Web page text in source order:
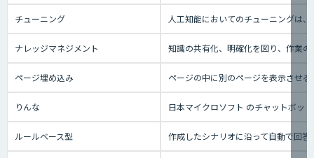
チューニング 人工知能においてのチューニングは
ナレッジマネジメント 知識の共有化、明確化を図り、作業
ページ埋め込み ページの中に別のページを表示させ
りんな 日本マイクロソフト のチャットボッ
ルールベース型 作成したシナリオに沿って自動で回